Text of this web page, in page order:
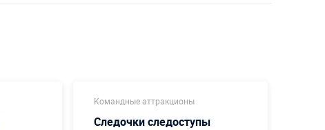
Командные аттракционы
Следочки следоступы